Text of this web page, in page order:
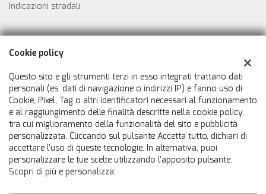
Indicazioni stradali
Dati fiscali:
Automobili Low Cost Srls
Via Biturgense n. 74, Cerbara, Città di Castello (PG)
C.F/P.IVA:02546800414
Registro delle imprese:PG
Cookie policy
Questo sito e gli strumenti terzi in esso integrati trattano dati
personali (es. dati di navigazione o indirizzi IP) e fanno uso di
Cookie, Pixel, Tag o altri identificatori necessari al funzionamento
e al raggiungimento delle finalità descritte nella cookie policy,
tra cui miglioramento della funzionalità del sito e pubblicità
personalizzata. Cliccando sul pulsante Accetta tutto, dichiari di
accettare l'uso di queste tecnologie. In alternativa, puoi
personalizzare le tue scelte utilizzando l'apposito pulsante.
Scopri di più e personalizza.